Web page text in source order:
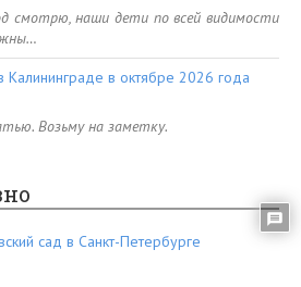
смотрю, наши дети по всей видимости
Калининграде в октябре 2026 года
Возьму на заметку.
сад в Санкт-Петербурге